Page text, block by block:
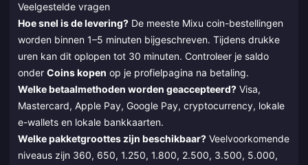
Veelgestelde vragen
Hoe snel is de levering? De meeste Mixu coin-bestellingen
worden binnen 1–5 minuten bijgeschreven. Tijdens drukke
uren kan dit oplopen tot 30 minuten. Controleer je saldo
onder Coins kopen op je profielpagina na betaling.
Welke betaalmethoden worden geaccepteerd? Visa,
Mastercard, Apple Pay, Google Pay, cryptocurrency, lokale
e-wallets en lokale bankkaarten.
Welke pakketgroottes zijn beschikbaar? Veelvoorkomende
niveaus zijn 360, 650, 1.250, 1.800, 2.500, 3.500, 5.000,